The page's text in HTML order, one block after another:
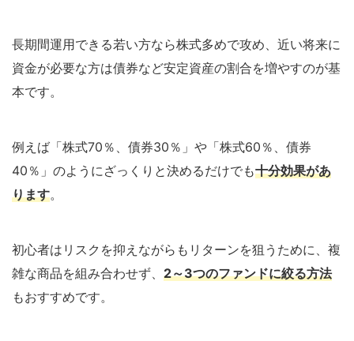
長期間運用できる若い方なら株式多めで攻め、近い将来に
資金が必要な方は債券など安定資産の割合を増やすのが基
本です。
例えば「株式70％、債券30％」や「株式60％、債券
40％」のようにざっくりと決めるだけでも十分効果があ
ります。
初心者はリスクを抑えながらもリターンを狙うために、複
雑な商品を組み合わせず、 2～3つのファンドに絞る方法
もおすすめです。